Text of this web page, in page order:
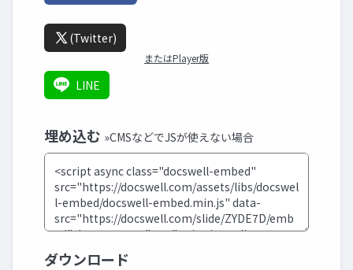
(Twitter)
またはPlayer版
LINE
埋め込む »CMSなどでJSが使えない場合
ダウンロード